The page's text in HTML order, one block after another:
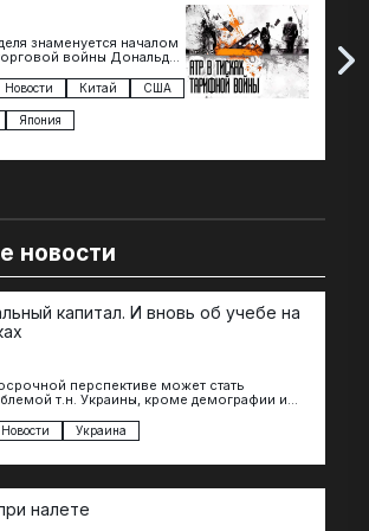
знаменуется началом
войны Дональда
100 стран…
Новости Китай США
Япония
The
новости
капитал. И вновь об учебе на
перспективе может стать
т.н. Украины, кроме демографии и
Новости Украина
налете